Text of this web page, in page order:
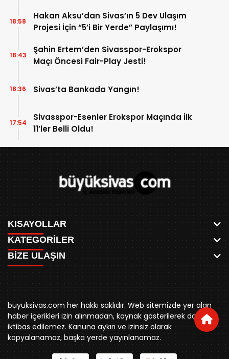
Hakan Aksu’dan Sivas’ın 5 Dev Ulaşım
Projesi İçin “5’i Bir Yerde” Paylaşımı!
18:58
Şahin Ertem’den Sivasspor-Erokspor
Maçı Öncesi Fair-Play Jesti!
18:43
Sivas’ta Bankada Yangın!
18:36
Sivasspor-Esenler Erokspor Maçında İlk
11’ler Belli Oldu!
17:54
KISAYOLLAR
ANASAYFA
AKSU CANLI
MEYDAN CANLI
MEDRESELER CANLI
MERAKÜM CANLI
YUKARI TEKKE CANLI
KURUMSAL KİMLİK
REKLAM FİYATLARI
BİZE ULAŞIN
KÜNYE
KATEGORİLER
WHATSAPP
SPOR
SİYASET
BELEDİYE
SİVAS VALİLİĞİ
ÜNİVERSİTE
KURUMLAR
STK
YORUM
BİZE ULAŞIN
0346 221 00 60
buyuksivashaber@gmail.com
Örtülüpınar Mah. İnönü Bulvarı Özkahya Apt. Kat:3 D:7
Sivas
buyuksivas.com her hakkı saklıdır. Web sitemizde yer alan
haber içerikleri izin alınmadan, kaynak gösterilerek dahi
iktibas edilemez. Kanuna aykırı ve izinsiz olarak
kopyalanamaz, başka yerde yayınlanamaz.